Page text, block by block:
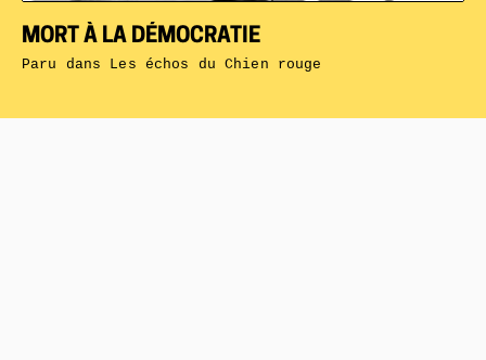
MORT À LA DÉMOCRATIE
Paru dans Les échos du Chien rouge